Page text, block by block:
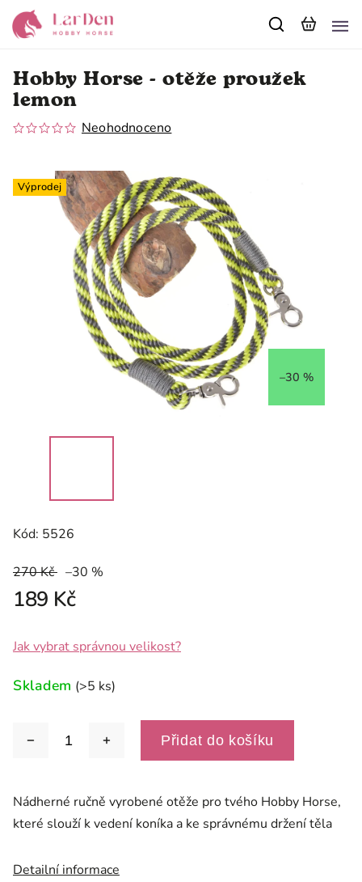
Hobby Horse - otěže proužek
lemon
Neohodnoceno
Výprodej
–30 %
Kód: 5526
270 Kč –30 %
189 Kč
Skladem (>5 ks)
Jak vybrat správnou velikost?
Přidat do košíku
Nádherné ručně vyrobené otěže pro tvého Hobby Horse,
které slouží k vedení koníka a ke správnému držení těla
Detailní informace